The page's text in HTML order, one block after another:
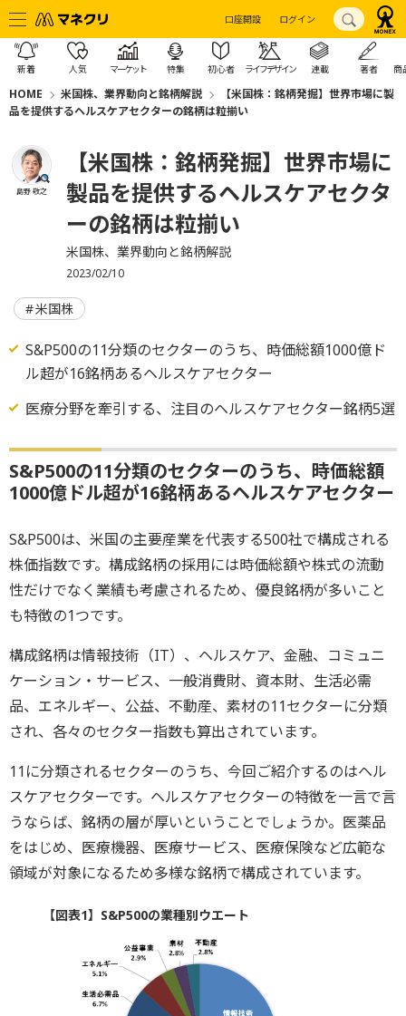
口座開設 ログイン
新着 人気 マーケット 特集 初心者 ライフデザイン 連載 著者 商
HOME 米国株、業界動向と銘柄解説
【米国株：銘柄発掘】世界市場に製
品を提供するヘルスケアセクターの銘柄は粒揃い
島野 敬之
【米国株：銘柄発掘】世界市場に
製品を提供するヘルスケアセクタ
ーの銘柄は粒揃い
米国株、業界動向と銘柄解説
2023/02/10
米国株
S&P500の11分類のセクターのうち、時価総額1000億ド
ル超が16銘柄あるヘルスケアセクター
医療分野を牽引する、注目のヘルスケアセクター銘柄5選
S&P500の11分類のセクターのうち、時価総額
1000億ドル超が16銘柄あるヘルスケアセクター
S&P500は、米国の主要産業を代表する500社で構成される
株価指数です。構成銘柄の採用には時価総額や株式の流動
性だけでなく業績も考慮されるため、優良銘柄が多いこと
も特徴の1つです。
構成銘柄は情報技術（IT）、ヘルスケア、金融、コミュニ
ケーション・サービス、一般消費財、資本財、生活必需
品、エネルギー、公益、不動産、素材の11セクターに分類
され、各々のセクター指数も算出されています。
11に分類されるセクターのうち、今回ご紹介するのはヘル
スケアセクターです。ヘルスケアセクターの特徴を一言で言
うならば、銘柄の層が厚いということでしょうか。医薬品
をはじめ、医療機器、医療サービス、医療保険など広範な
領域が対象になるため多様な銘柄で構成されています。
【図表1】S&P500の業種別ウエート